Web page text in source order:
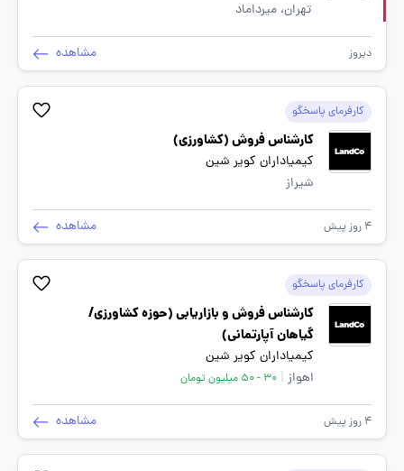
تهران، میرداماد
دیروز مشاهده
کارفرمای پاسخگو
کارشناس فروش (کشاورزی)
کیمیاداران کویر شین
شیراز
4 روز پیش مشاهده
کارفرمای پاسخگو
کارشناس فروش و بازاریابی (حوزه کشاورزی/
گیاهان آپارتمانی)
کیمیاداران کویر شین
اهواز | 30 - 50 میلیون تومان
4 روز پیش مشاهده